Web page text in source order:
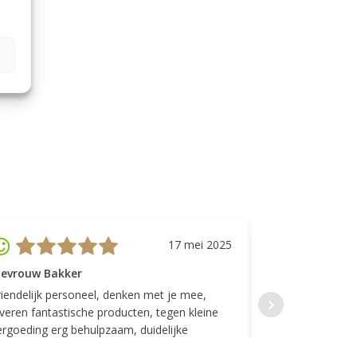
17 mei 2025
Bakker
personeel, denken met je mee,
fantastische producten, tegen kleine
erg behulpzaam, duidelijke
Top geregeld!
indelingen die